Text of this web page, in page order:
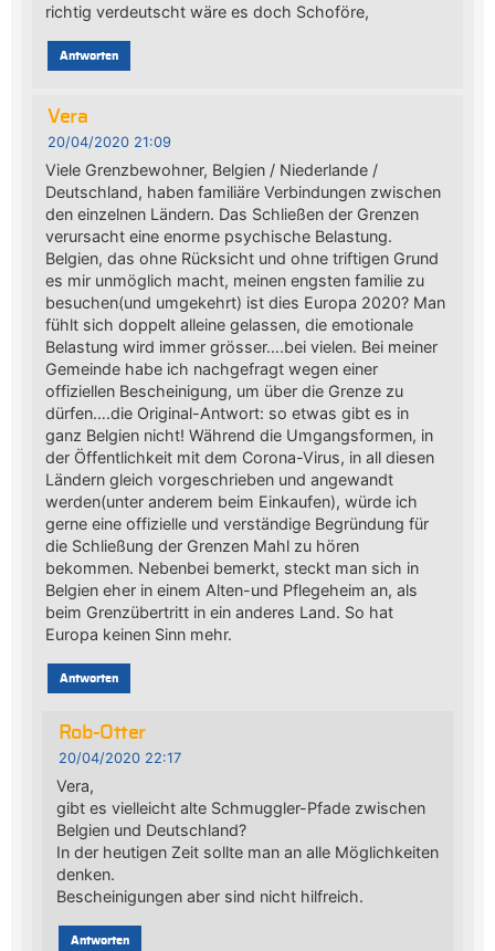
richtig verdeutscht wäre es doch Schoföre,
Antworten
Vera
20/04/2020 21:09
Viele Grenzbewohner, Belgien / Niederlande /
Deutschland, haben familiäre Verbindungen zwischen
den einzelnen Ländern. Das Schließen der Grenzen
verursacht eine enorme psychische Belastung.
Belgien, das ohne Rücksicht und ohne triftigen Grund
es mir unmöglich macht, meinen engsten familie zu
besuchen(und umgekehrt) ist dies Europa 2020? Man
fühlt sich doppelt alleine gelassen, die emotionale
Belastung wird immer grösser….bei vielen. Bei meiner
Gemeinde habe ich nachgefragt wegen einer
offiziellen Bescheinigung, um über die Grenze zu
dürfen….die Original-Antwort: so etwas gibt es in
ganz Belgien nicht! Während die Umgangsformen, in
der Öffentlichkeit mit dem Corona-Virus, in all diesen
Ländern gleich vorgeschrieben und angewandt
werden(unter anderem beim Einkaufen), würde ich
gerne eine offizielle und verständige Begründung für
die Schließung der Grenzen Mahl zu hören
bekommen. Nebenbei bemerkt, steckt man sich in
Belgien eher in einem Alten-und Pflegeheim an, als
beim Grenzübertritt in ein anderes Land. So hat
Europa keinen Sinn mehr.
Antworten
Rob-Otter
20/04/2020 22:17
Vera,
gibt es vielleicht alte Schmuggler-Pfade zwischen
Belgien und Deutschland?
In der heutigen Zeit sollte man an alle Möglichkeiten
denken.
Bescheinigungen aber sind nicht hilfreich.
Antworten